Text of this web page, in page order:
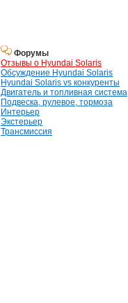
Форумы
Отзывы о Hyundai Solaris
Обсуждение Hyundai Solaris
Hyundai Solaris vs конкуренты
Двигатель и топливная система
Подвеска, рулевое, тормоза
Интерьер
Экстерьер
Трансмиссия